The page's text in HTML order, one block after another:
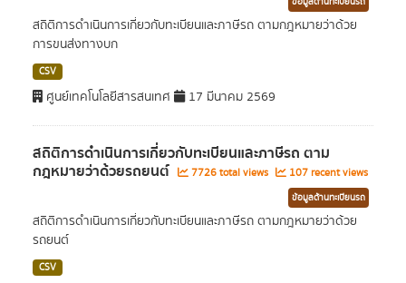
สถิติการดำเนินการเกี่ยวกับทะเบียนและภาษีรถ ตามกฎหมายว่าด้วย
การขนส่งทางบก
CSV
ศูนย์เทคโนโลยีสารสนเทศ 17 มีนาคม 2569
สถิติการดำเนินการเกี่ยวกับทะเบียนและภาษีรถ ตาม
กฎหมายว่าด้วยรถยนต์ 7726 total views 107 recent views
ข้อมูลด้านทะเบียนรถ
สถิติการดำเนินการเกี่ยวกับทะเบียนและภาษีรถ ตามกฎหมายว่าด้วย
รถยนต์
CSV